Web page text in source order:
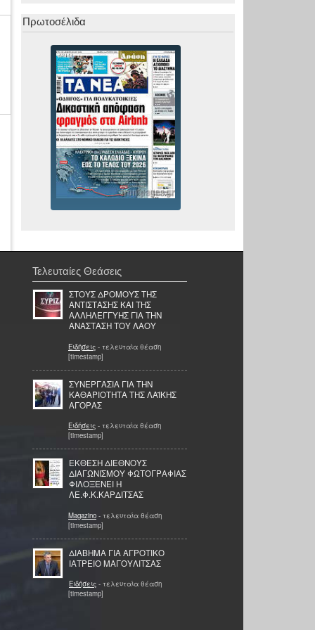
Πρωτοσέλιδα
Τελευταίες Θεάσεις
ΣΤΟΥΣ ΔΡΟΜΟΥΣ ΤΗΣ
ΑΝΤΙΣΤΑΣΗΣ ΚΑΙ ΤΗΣ
ΑΛΛΗΛΕΓΓΥΗΣ ΓΙΑ ΤΗΝ
ΑΝΑΣΤΑΣΗ ΤΟΥ ΛΑΟΥ
Ειδήσεις - τελευταία θέαση
[timestamp]
ΣΥΝΕΡΓΑΣΙΑ ΓΙΑ ΤΗΝ
ΚΑΘΑΡΙΟΤΗΤΑ ΤΗΣ ΛΑΪΚΗΣ
ΑΓΟΡΑΣ
Ειδήσεις - τελευταία θέαση
[timestamp]
ΕΚΘΕΣΗ ΔΙΕΘΝΟΥΣ
ΔΙΑΓΩΝΙΣΜΟΥ ΦΩΤΟΓΡΑΦΙΑΣ
ΦΙΛΟΞΕΝΕΙ Η
ΛΕ.Φ.Κ.ΚΑΡΔΙΤΣΑΣ
Magazino - τελευταία θέαση
[timestamp]
ΔΙΑΒΗΜΑ ΓΙΑ ΑΓΡΟΤΙΚΟ
ΙΑΤΡΕΙΟ ΜΑΓΟΥΛΙΤΣΑΣ
Ειδήσεις - τελευταία θέαση
[timestamp]